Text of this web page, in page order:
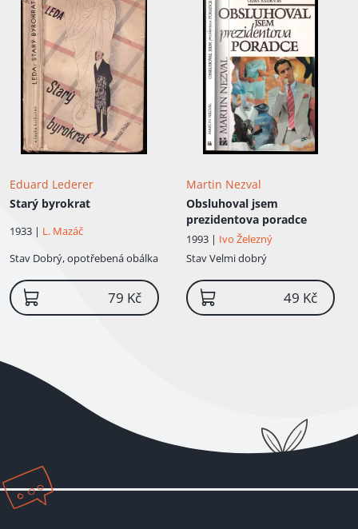
Eduard Lederer
Starý byrokrat
1933 | L. Mazáč
Stav Dobrý, opotřebená obálka
79 Kč
Martin Nezval
Obsluhoval jsem
prezidentova poradce
1993 | Ivo Železný
StavVelmi dobrý
49 Kč